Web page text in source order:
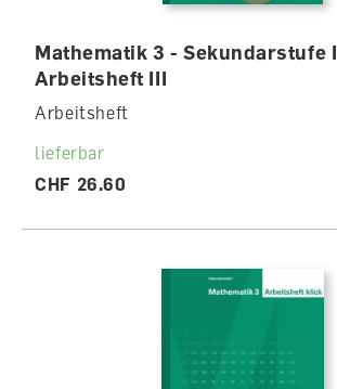
Mathematik 3 - Sekundarstufe I
Arbeitsheft III
Arbeitsheft
lieferbar
CHF 26.60